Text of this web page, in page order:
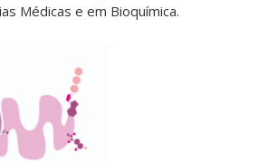
Médicas e em Bioquímica.